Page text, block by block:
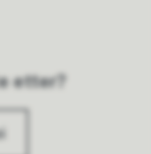
etter?